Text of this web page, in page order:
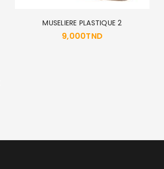
MUSELIERE PLASTIQUE 2
9,000TND